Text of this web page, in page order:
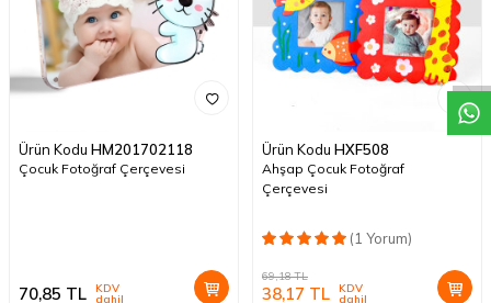
W
h
a
t
A
p
p
D
e
s
t
e
H
a
t
t
Ürün Kodu HM201702118
Çocuk Fotoğraf Çerçevesi
70,85 TL KDV
dahil
Ürün Kodu HXF508
Ahşap Çocuk Fotoğraf
Çerçevesi
(1 Yorum)
69,18TL
38,17 TL KDV
dahil